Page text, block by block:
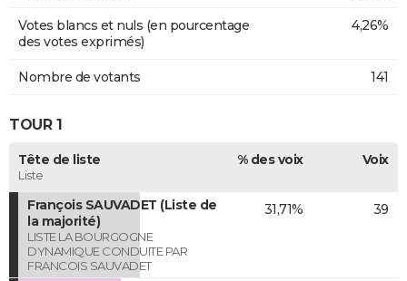
Votes blancs et nuls (en pourcentage
des votes exprimés)
4,26%
Nombre de votants 141
TOUR 1
Tête de liste
Liste
% des voix Voix
François SAUVADET (Liste de
la majorité)
LISTE LA BOURGOGNE
DYNAMIQUE CONDUITE PAR
FRANCOIS SAUVADET
31,71% 39